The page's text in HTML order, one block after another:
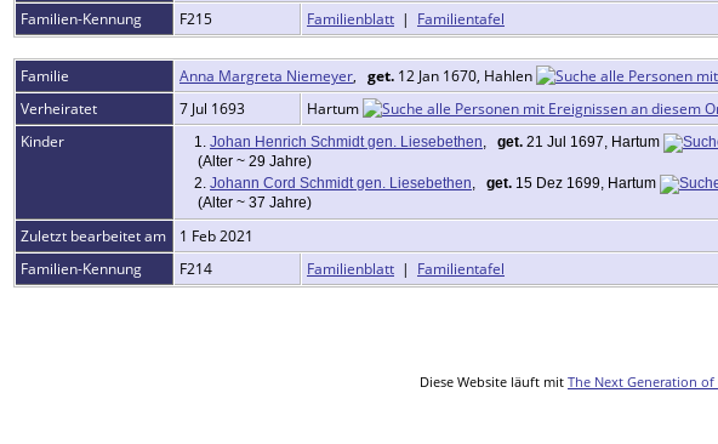
Familien-Kennung
F215 Familienblatt | Familientafel
Familie Anna Margreta Niemeyer, get. 12 Jan 1670, Hahlen
Verheiratet
7 Jul 1693
Hartum
Kinder
1. Johan Henrich Schmidt gen. Liesebethen get. 21 Jul 1697, Hartum
(Alter ~ 29 Jahre)
2. Johann Cord Schmidt gen. Liesebethen get. 15 Dez 1699, Hartum
(Alter ~ 37 Jahre)
Zuletzt bearbeitet am
1 Feb 2021
Familien-Kennung
F214 Familienblatt | Familientafel
Diese Website läuft mit The Next Generation